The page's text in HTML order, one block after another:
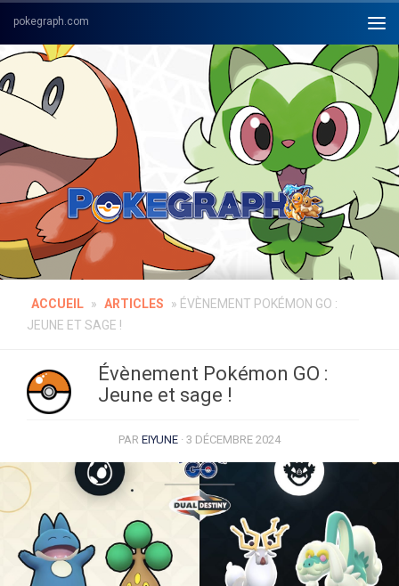
Skip to content
ACCUEIL » ARTICLES » ÉVÈNEMENT POKÉMON GO :
JEUNE ET SAGE !
Évènement Pokémon GO :
Jeune et sage !
PAR EIYUNE · 3 DÉCEMBRE 2024